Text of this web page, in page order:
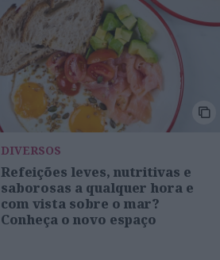
DIVERSOS
Refeições leves, nutritivas e
saborosas a qualquer hora e
com vista sobre o mar?
Conheça o novo espaço